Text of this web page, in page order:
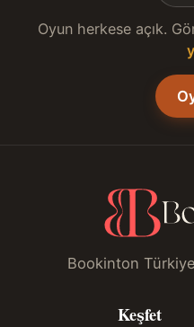
Oyun herkese açık.
Bookinton
Keşfet